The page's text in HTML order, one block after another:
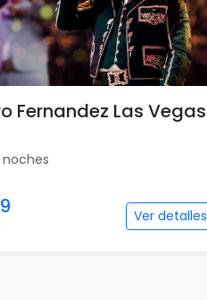
Fernandez Las Vegas
Ver detalles